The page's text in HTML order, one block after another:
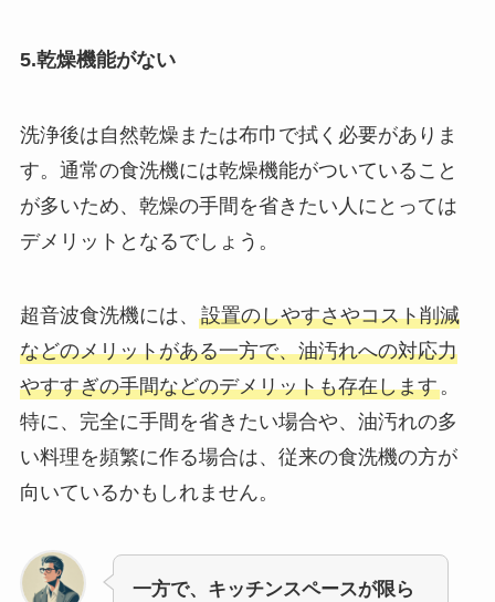
5.乾燥機能がない
洗浄後は自然乾燥または布巾で拭く必要がありま
す。通常の食洗機には乾燥機能がついていること
が多いため、乾燥の手間を省きたい人にとっては
デメリットとなるでしょう。
超音波食洗機には、 設置のしやすさやコスト削減
などのメリットがある一方で、油汚れへの対応力
やすすぎの手間などのデメリットも存在します。
特に、完全に手間を省きたい場合や、油汚れの多
い料理を頻繁に作る場合は、従来の食洗機の方が
向いているかもしれません。
一方で、キッチンスペースが限ら